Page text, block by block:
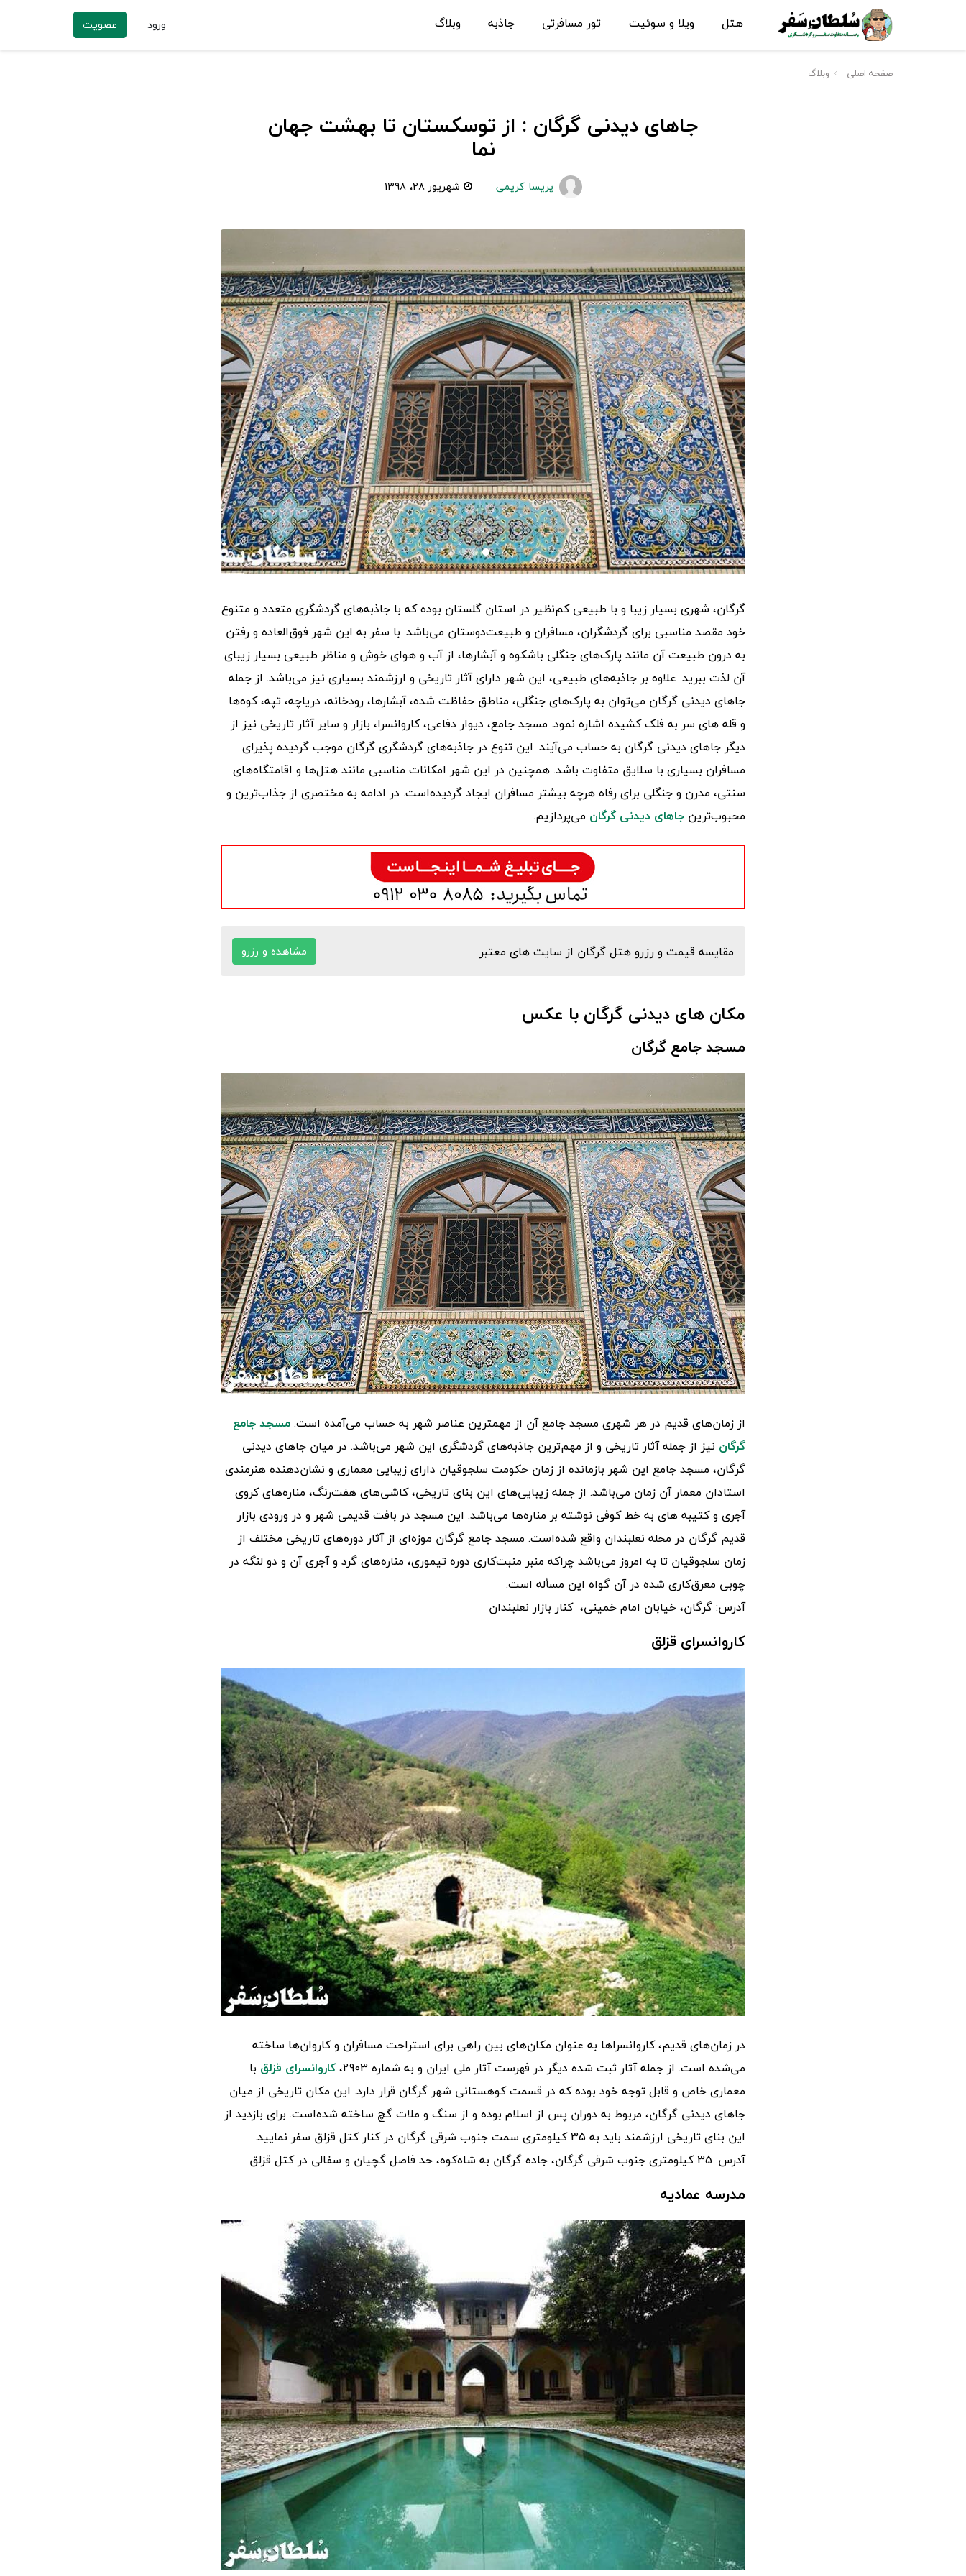
هتل ویلا و سوئیت تور مسافرتی جاذبه وبلاگ ورود عضویت
صفحه اصلی وبلاگ
جاهای دیدنی گرگان : از توسکستان تا بهشت جهان
نما
پریسا کریمی شهریور 28، 1398
گرگان، شهری بسیار زیبا و با طبیعی کم‌نظیر در استان گلستان بوده که با جاذبه‌های گردشگری متعدد و متنوع
خود مقصد مناسبی برای گردشگران، مسافران و طبیعت‌دوستان می‌باشد. با سفر به این شهر فوق‌العاده و رفتن
به درون طبیعت آن مانند پارک‌های جنگلی باشکوه و آبشارها، از آب و هوای خوش و مناظر طبیعی بسیار زیبای
آن لذت ببرید. علاوه بر جاذبه‌های طبیعی، این شهر دارای آثار تاریخی و ارزشمند بسیاری نیز می‌باشد. از جمله
جاهای دیدنی گرگان می‌توان به پارک‌های جنگلی، مناطق حفاظت شده، آبشارها، رودخانه، دریاچه، تپه، کوه‌ها
و قله های سر به فلک کشیده اشاره نمود. مسجد جامع، دیوار دفاعی، کاروانسرا، بازار و سایر آثار تاریخی نیز از
دیگر جاهای دیدنی گرگان به حساب می‌آیند. این تنوع در جاذبه‌های گردشگری گرگان موجب گردیده پذیرای
مسافران بسیاری با سلایق متفاوت باشد. همچنین در این شهر امکانات مناسبی مانند هتل‌ها و اقامتگاه‌های
سنتی، مدرن و جنگلی برای رفاه هرچه بیشتر مسافران ایجاد گردیده‌است. در ادامه به مختصری از جذاب‌ترین و
محبوب‌ترین جاهای دیدنی گرگان می‌پردازیم.
مقایسه قیمت و رزرو هتل گرگان از سایت های معتبر مشاهده و رزرو
مکان های دیدنی گرگان با عکس
مسجد جامع گرگان
از زمان‌های قدیم در هر شهری مسجد جامع آن از مهمترین عناصر شهر به حساب می‌آمده است.مسجد جامع
گرگان نیز از جمله آثار تاریخی و از مهم‌ترین جاذبه‌های گردشگری این شهر می‌باشد. در میان جاهای دیدنی
گرگان، مسجد جامع این شهر بازمانده از زمان حکومت سلجوقیان دارای زیبایی معماری و نشان‌دهنده هنرمندی
استادان معمار آن زمان می‌باشد. از جمله زیبایی‌های این بنای تاریخی، کاشی‌های هفت‌رنگ، مناره‌های کروی
آجری و کتیبه های به خط کوفی نوشته بر مناره‌ها می‌باشد. این مسجد در بافت قدیمی شهر و در ورودی بازار
قدیم گرگان در محله نعلبندان واقع شده‌است. مسجد جامع گرگان موزه‌ای از آثار دوره‌های تاریخی مختلف از
زمان سلجوقیان تا به امروز می‌باشد چراکه منبر منبت‌کاری دوره تیموری، مناره‌های گرد و آجری آن و دو لنگه در
چوبی معرق‌کاری شده در آن گواه این مسأله است.
آدرس: گرگان، خیابان امام خمینی، کنار بازار نعلبندان
کاروانسرای قزلق
در زمان‌های قدیم، کاروانسراها به عنوان مکان‌های بین راهی برای استراحت مسافران و کاروان‌ها ساخته
می‌شده است. از جمله آثار ثبت شده دیگر در فهرست آثار ملی ایران و به شماره 2903،
کاروانسرای قزلق با
معماری خاص و قابل توجه خود بوده که در قسمت کوهستانی شهر گرگان قرار دارد. این مکان تاریخی از میان
جاهای دیدنی گرگان، مربوط به دوران پس از اسلام بوده و از سنگ و ملات گچ ساخته شده‌است. برای بازدید از
این بنای تاریخی ارزشمند باید به 35 کیلومتری سمت جنوب شرقی گرگان در کنار کتل قزلق سفر نمایید.
آدرس: 35 کیلومتری جنوب شرقی گرگان، جاده گرگان به شاه‌کوه، حد فاصل گچیان و سفالی در کتل قزلق
مدرسه عمادیه